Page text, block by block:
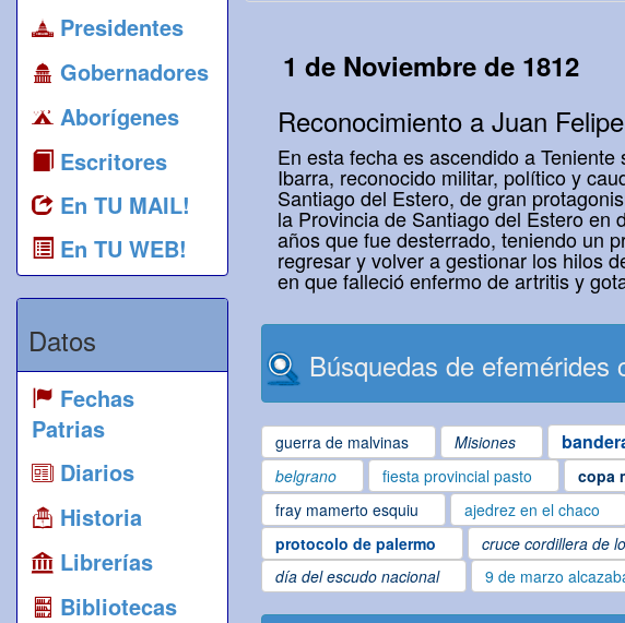
Presidentes
Gobernadores
Aborígenes
Escritores
En TU MAIL!
En TU WEB!
Datos
Fechas
Patrias
Diarios
Historia
Librerías
Bibliotecas
1 de Noviembre de 1812
Reconocimiento a Juan
En esta fecha es ascendido a
Ibarra, reconocido militar, político y
Santiago del Estero, de gran
la Provincia de Santiago del Estero en
años que fue desterrado, teniendo un
regresar y volver a gestionar los hilos
en que falleció enfermo de artritis y
Búsquedas de efemérides
guerra de malvinas Misiones
belgrano
fiesta provincial pasto copa
fray mamerto esquiu
ajedrez en el chaco
protocolo de palermo
cruce cordillera de
día del escudo nacional
9 de marzo